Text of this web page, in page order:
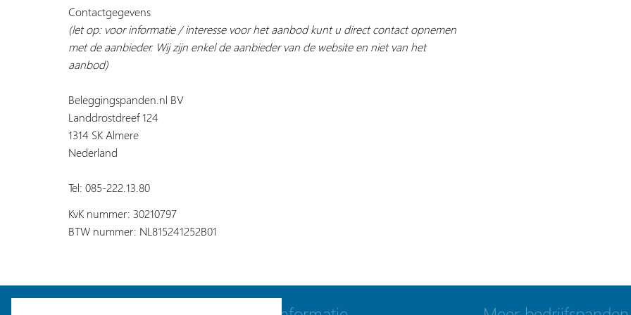
Contactgegevens
(let op: voor informatie / interesse voor het aanbod kunt u direct contact opnemen
met de aanbieder. Wij zijn enkel de aanbieder van de website en niet van het
aanbod)
Beleggingspanden.nl BV
Landdrostdreef 124
1314 SK Almere
Nederland
Tel: 085-222.13.80
KvK nummer: 30210797
BTW nummer: NL815241252B01